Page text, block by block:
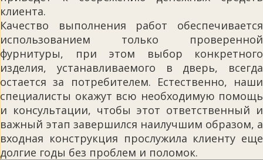
клиента.
Качество выполнения работ обеспечивается
использованием только проверенной
фурнитуры, при этом выбор конкретного
изделия, устанавливаемого в дверь, всегда
остается за потребителем. Естественно, наши
специалисты окажут всю необходимую помощь
и консультации, чтобы этот ответственный и
важный этап завершился наилучшим образом, а
входная конструкция прослужила клиенту еще
долгие годы без проблем и поломок.